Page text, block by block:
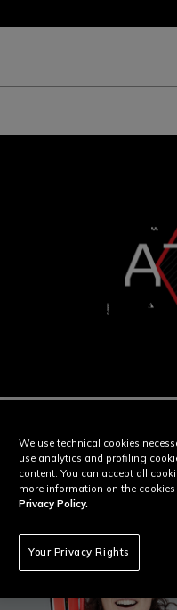
VEDI
We use technical cookies
use analytics and profiling
content. You can accept all
more information on the
Privacy Policy.
Your Privacy Rights